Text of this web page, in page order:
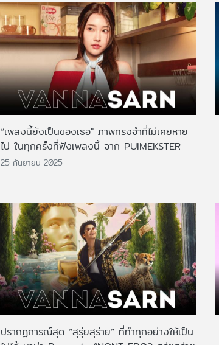
“เพลงนี้ยังเป็นของเธอ" ภาพทรงจำที่ไม่เคยหาย
ไป ในทุกครั้งที่ฟังเพลงนี้ จาก PUIMEKSTER
25 กันยายน 2025
ปรากฏการณ์สุด “สุรุ่ยสุร่าย” ที่ทำทุกอย่างให้เป็น